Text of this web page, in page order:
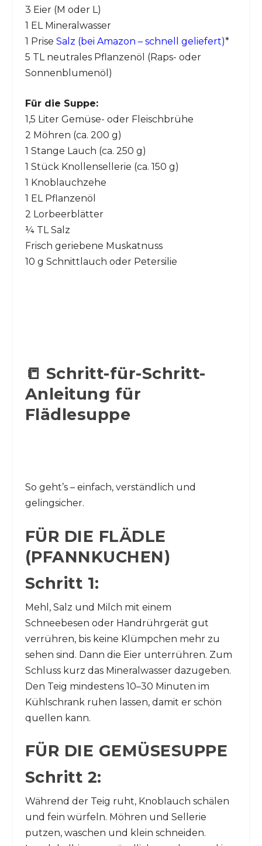
3 Eier (M oder L)
1 EL Mineralwasser
1 Prise Salz (bei Amazon – schnell geliefert)*
5 TL neutrales Pflanzenöl (Raps- oder
Sonnenblumenöl)
Für die Suppe:
1,5 Liter Gemüse- oder Fleischbrühe
2 Möhren (ca. 200 g)
1 Stange Lauch (ca. 250 g)
1 Stück Knollensellerie (ca. 150 g)
1 Knoblauchzehe
1 EL Pflanzenöl
2 Lorbeerblätter
¼ TL Salz
Frisch geriebene Muskatnuss
10 g Schnittlauch oder Petersilie
📒 Schritt-für-Schritt-
Anleitung für
Flädlesuppe
So geht’s – einfach, verständlich und
gelingsicher.
FÜR DIE FLÄDLE
(PFANNKUCHEN)
Schritt 1:
Mehl, Salz und Milch mit einem
Schneebesen oder Handrührgerät gut
verrühren, bis keine Klümpchen mehr zu
sehen sind. Dann die Eier unterrühren. Zum
Schluss kurz das Mineralwasser dazugeben.
Den Teig mindestens 10–30 Minuten im
Kühlschrank ruhen lassen, damit er schön
quellen kann.
FÜR DIE GEMÜSESUPPE
Schritt 2:
Während der Teig ruht, Knoblauch schälen
und fein würfeln. Möhren und Sellerie
putzen, waschen und klein schneiden.